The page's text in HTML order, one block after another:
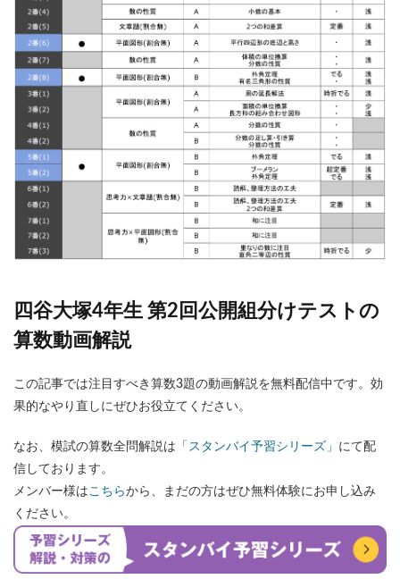
四谷大塚4年生 第2回公開組分けテストの
算数動画解説
この記事では注目すべき算数3題の動画解説を無料配信中です。効
果的なやり直しにぜひお役立てください。
なお、模試の算数全問解説は 「スタンバイ予習シリーズ」 にて配
信しております。
メンバー様はこちらから、まだの方はぜひ無料体験にお申し込み
ください。